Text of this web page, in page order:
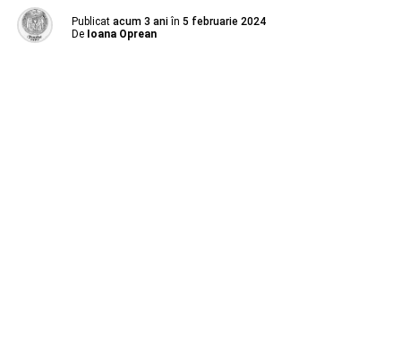
Publicat acum 3 ani în 5 februarie 2024
De Ioana Oprean